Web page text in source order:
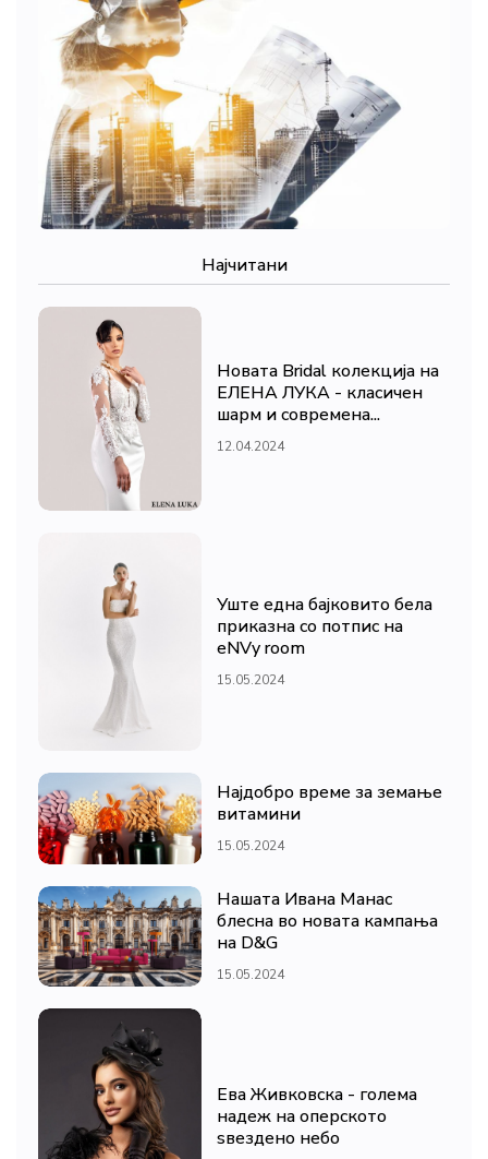
Најчитани
Новата Bridal колекција на
ЕЛЕНА ЛУКА - класичен
шарм и современа...
12.04.2024
Уште една бајковито бела
приказна со потпис на
eNVy room
15.05.2024
Најдобро време за земање
витамини
15.05.2024
Нашата Ивана Манас
блесна во новата кампања
на D&G
15.05.2024
Ева Живковска - голема
надеж на оперското
ѕвездено небо